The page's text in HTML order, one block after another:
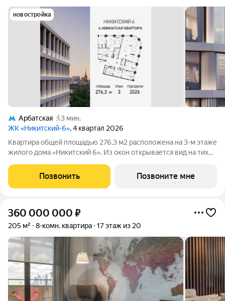
новостройка
Арбатская
3 мин.
ЖК «Никитский-6», 4 квартал 2026
Квартира общей площадью 276,3 м2 расположена на 3-м этаже
жилого дома «Никитский 6». Из окон открывается вид на тихий
включает панорамную кухню-гостиную, 3 мастер-спальни с
личными ванными и
Позвонить Позвоните мне
360 000 000 ₽
205 м² 8-комн. квартира 17 этаж из 20